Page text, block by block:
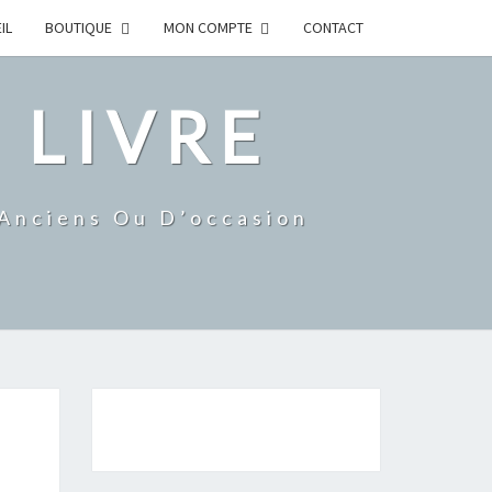
BOUTIQUE MON COMPTE CONTACT
LIVRE
Ou D’occasion